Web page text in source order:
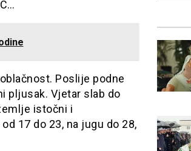
Poslije podne
pljusak. Vjetar slab do
istočni i
17 do 23, na jugu do 28,